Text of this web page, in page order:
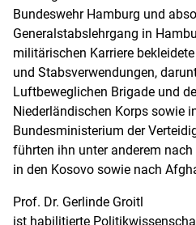
Bundeswehr Hamburg und
Generalstabslehrgang in
militärischen Karriere
und Stabsverwendungen,
Luftbeweglichen Brigade und
Niederländischen Korps sowie
Bundesministerium der
führten ihn unter anderem
in den Kosovo sowie nach
Prof. Dr. Gerlinde Groitl
ist habilitierte